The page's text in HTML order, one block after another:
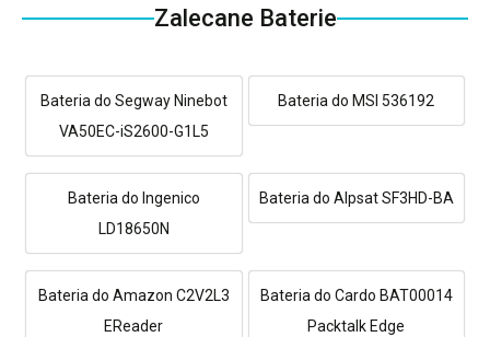
Zalecane Baterie
Bateria do Segway Ninebot
VA50EC-iS2600-G1L5
Bateria do MSI 536192
Bateria do Ingenico
LD18650N
Bateria do Alpsat SF3HD-BA
Bateria do Amazon C2V2L3
EReader
Bateria do Cardo BAT00014
Packtalk Edge